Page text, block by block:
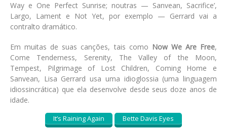
Way e One Perfect Sunrise; noutras — Sanvean, Sacrifice’,
Largo, Lament e Not Yet, por exemplo — Gerrard vai a
contralto dramático.
Em muitas de suas canções, tais como Now We Are Free,
Come Tenderness, Serenity, The Valley of the Moon,
Tempest, Pilgrimage of Lost Children, Coming Home e
Sanvean, Lisa Gerrard usa uma idioglossia (uma linguagem
idiossincrática) que ela desenvolve desde seus doze anos de
idade.
It’s Raining Again Bette Davis Eyes